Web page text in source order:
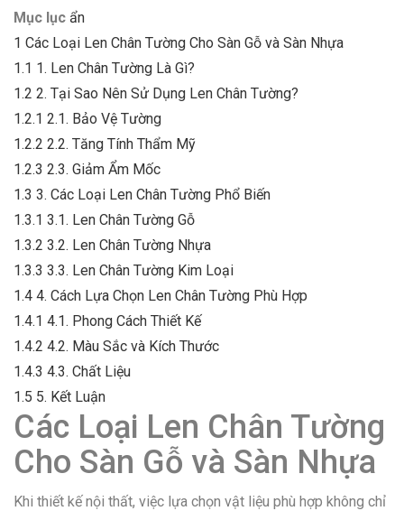
Mục lục ẩn
1 Các Loại Len Chân Tường Cho Sàn Gỗ và Sàn Nhựa
1.1 1. Len Chân Tường Là Gì?
1.2 2. Tại Sao Nên Sử Dụng Len Chân Tường?
1.2.1 2.1. Bảo Vệ Tường
1.2.2 2.2. Tăng Tính Thẩm Mỹ
1.2.3 2.3. Giảm Ẩm Mốc
1.3 3. Các Loại Len Chân Tường Phổ Biến
1.3.1 3.1. Len Chân Tường Gỗ
1.3.2 3.2. Len Chân Tường Nhựa
1.3.3 3.3. Len Chân Tường Kim Loại
1.4 4. Cách Lựa Chọn Len Chân Tường Phù Hợp
1.4.1 4.1. Phong Cách Thiết Kế
1.4.2 4.2. Màu Sắc và Kích Thước
1.4.3 4.3. Chất Liệu
1.5 5. Kết Luận
Các Loại Len Chân Tường
Cho Sàn Gỗ và Sàn Nhựa
Khi thiết kế nội thất, việc lựa chọn vật liệu phù hợp không chỉ